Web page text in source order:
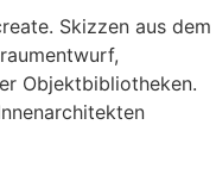
Skizzen aus dem
Objektbibliotheken.